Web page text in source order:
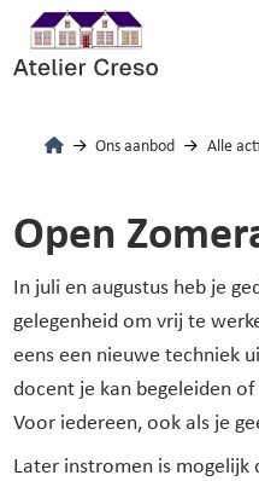
Ons aanbod Alle
Open
In juli en augustus heb je
gelegenheid om vrij te
eens een nieuwe techniek
docent je kan begeleiden
Voor iedereen, ook als je
Later instromen is